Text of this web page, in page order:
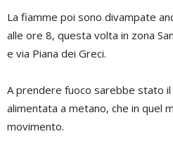
La fiamme poi sono divampate
alle ore 8, questa volta in zona
e via Piana dei Greci.
A prendere fuoco sarebbe stato il
alimentata a metano, che in quel
movimento.